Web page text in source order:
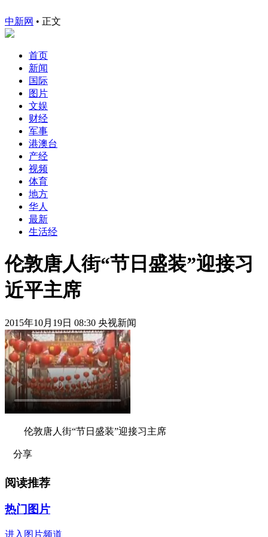
中新网 • 正文
首页
新闻
国际
图片
文娱
财经
军事
港澳台
产经
视频
体育
地方
华人
最新
生活经
伦敦唐人街“节日盛装”迎接习
近平主席
2015年10月19日 08:30 央视新闻
伦敦唐人街“节日盛装”迎接习主席
分享
阅读推荐
热门图片
进入图片频道